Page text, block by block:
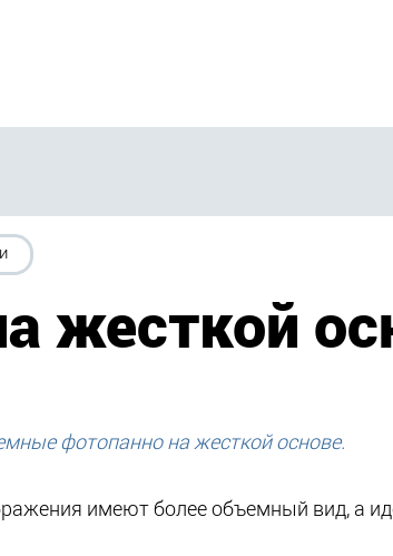
жесткой
фотопанно на жесткой основе.
имеют более объемный вид, а